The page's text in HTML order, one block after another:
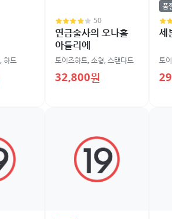
,하드
50
연금술사의 오나홀
아틀리에
토이즈하트,소형,스탠다드
32,800원
품
세
토